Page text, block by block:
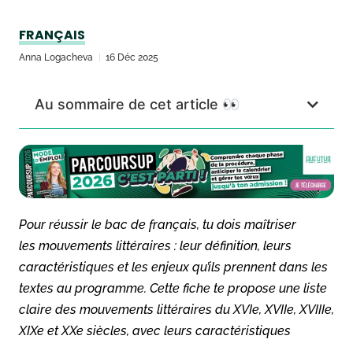
FRANÇAIS
Anna Logacheva 16 Déc 2025
Au sommaire de cet article 👀
Pour réussir le bac de français, tu dois maîtriser
les mouvements littéraires : leur définition, leurs
caractéristiques et les enjeux qu’ils prennent dans les
textes au programme. Cette fiche te propose une liste
claire des mouvements littéraires du XVIe, XVIIe, XVIIIe,
XIXe et XXe siècles, avec leurs caractéristiques